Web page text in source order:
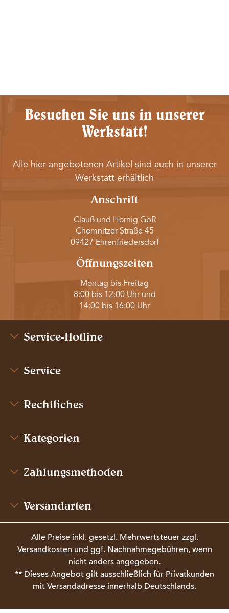
Besuchen Sie uns in unserer
Werkstatt!
Alle hier angebotenen Artikel sind auch in unserer
Werkstatt erhältlich
Anschrift
Clauß und Hornig GbR
Chemnitzer Straße 45
09427 Ehrenfriedersdorf
Öffnungszeiten
Montag bis Freitag
8:00 bis 12:00 Uhr und
14:00 bis 16:00 Uhr
Service-Hotline
Service
Rechtliches
Kategorien
Zahlungsmethoden
Versandarten
Alle Preise inkl. gesetzl. Mehrwertsteuer zzgl.
Versandkosten und ggf. Nachnahmegebühren, wenn
nicht anders angegeben.
** Dieses Angebot gilt ausschließlich für Privatkunden
mit Versandadresse innerhalb Deutschlands.